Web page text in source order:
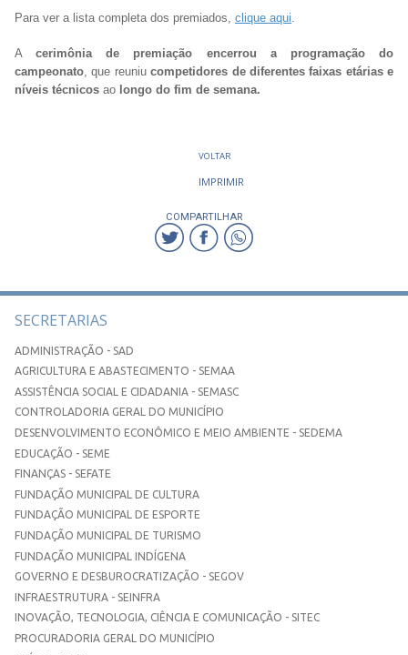
Para ver a lista completa dos premiados, clique aqui
Acerimônia de premiação encerrou a programação do
campeonato, que reuniucompetidores de diferentes faixas etárias e
níveis técnicos ao longo do fim de semana.
VOLTAR
IMPRIMIR
COMPARTILHAR
SECRETARIAS
ADMINISTRAÇÃO - SAD
AGRICULTURA E ABASTECIMENTO - SEMAA
ASSISTÊNCIA SOCIAL E CIDADANIA - SEMASC
CONTROLADORIA GERAL DO MUNICÍPIO
DESENVOLVIMENTO ECONÔMICO E MEIO AMBIENTE - SEDEMA
EDUCAÇÃO - SEME
FINANÇAS - SEFATE
FUNDAÇÃO MUNICIPAL DE CULTURA
FUNDAÇÃO MUNICIPAL DE ESPORTE
FUNDAÇÃO MUNICIPAL DE TURISMO
FUNDAÇÃO MUNICIPAL INDÍGENA
GOVERNO E DESBUROCRATIZAÇÃO - SEGOV
INFRAESTRUTURA - SEINFRA
INOVAÇÃO, TECNOLOGIA, CIÊNCIA E COMUNICAÇÃO - SITEC
PROCURADORIA GERAL DO MUNICÍPIO